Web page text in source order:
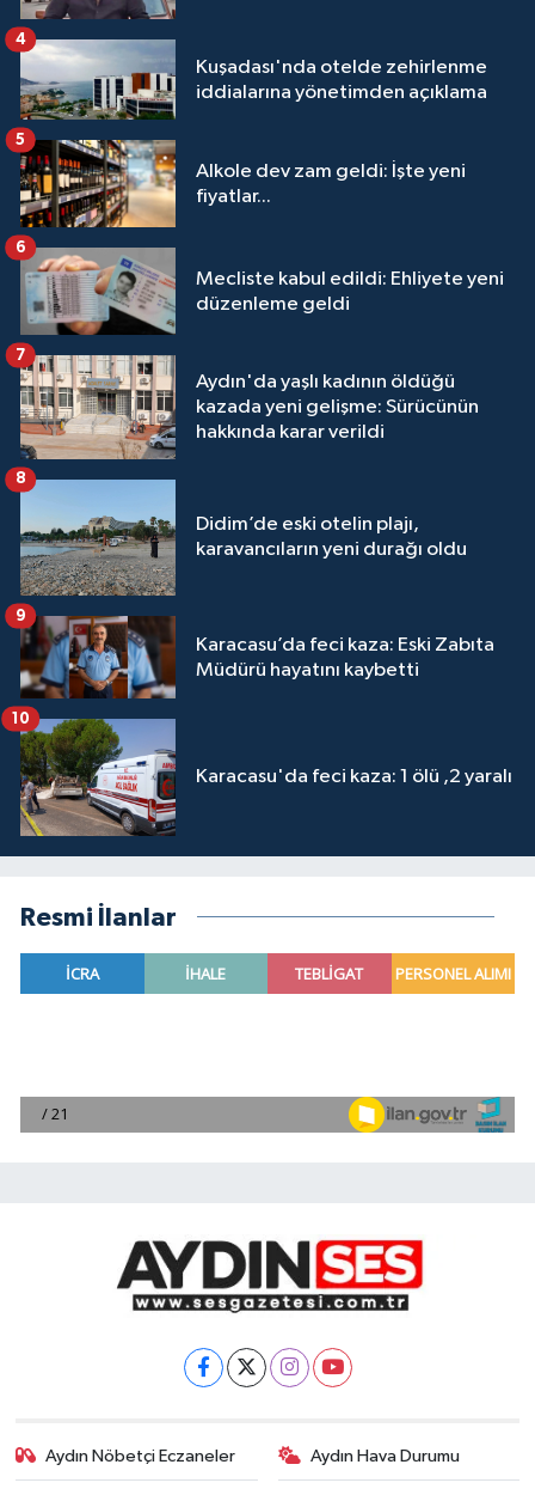
Kuşadası'nda otelde zehirlenme
iddialarına yönetimden açıklama
4
Alkole dev zam geldi: İşte yeni
fiyatlar...
5
Mecliste kabul edildi: Ehliyete yeni
düzenleme geldi
6
Aydın'da yaşlı kadının öldüğü
kazada yeni gelişme: Sürücünün
hakkında karar verildi
7
Didim’de eski otelin plajı,
karavancıların yeni durağı oldu
8
Karacasu’da feci kaza: Eski Zabıta
Müdürü hayatını kaybetti
9
Karacasu'da feci kaza: 1 ölü ,2 yaralı
10
Resmi İlanlar
Aydın Nöbetçi Eczaneler Aydın Hava Durumu